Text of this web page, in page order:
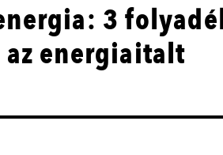
3
energiaitalt